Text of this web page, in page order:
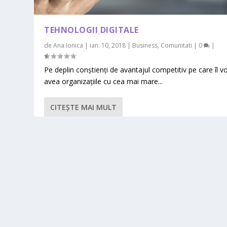
TEHNOLOGII DIGITALE
deAna Ionica | ian. 10, 2018 | Business, Comunitati | 0 |
Pe deplin conștienți de avantajul competitiv pe care îl
avea organizațiile cu cea mai mare...
CITEŞTE MAI MULT